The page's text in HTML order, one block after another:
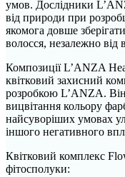
умов. Дослідники
від природи при
якомога довше
волосся, незалежно від
Композиції L’ANZA
квітковий захисний
розробкою L’ANZA. Він
вицвітання кольору
найсуворіших умовах
іншого негативного
Квітковий комплекс
фітосполуки: